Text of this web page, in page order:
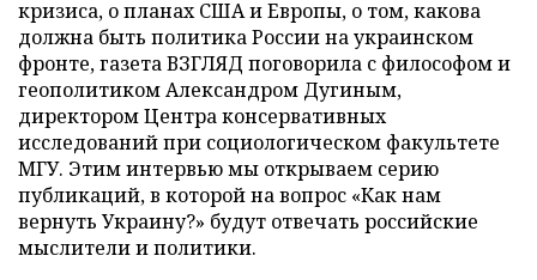
кризиса, о планах США и Европы, о том, какова
должна быть политика России на украинском
фронте, газета ВЗГЛЯД поговорила с философом и
геополитиком Александром Дугиным,
директором Центра консервативных
исследований при социологическом факультете
МГУ. Этим интервью мы открываем серию
публикаций, в которой на вопрос «Как нам
вернуть Украину?» будут отвечать российские
мыслители и политики.